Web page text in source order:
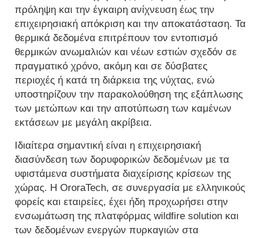
πρόληψη και την έγκαιρη ανίχνευση έως την
επιχειρησιακή απόκριση και την αποκατάσταση. Τα
θερμικά δεδομένα επιτρέπουν τον εντοπισμό
θερμικών ανωμαλιών και νέων εστιών σχεδόν σε
πραγματικό χρόνο, ακόμη και σε δύσβατες
περιοχές ή κατά τη διάρκεια της νύχτας, ενώ
υποστηρίζουν την παρακολούθηση της εξάπλωσης
των μετώπων και την αποτύπωση των καμένων
εκτάσεων με μεγάλη ακρίβεια.
Ιδιαίτερα σημαντική είναι η επιχειρησιακή
διασύνδεση των δορυφορικών δεδομένων με τα
υφιστάμενα συστήματα διαχείρισης κρίσεων της
χώρας. Η OroraTech, σε συνεργασία με ελληνικούς
φορείς και εταιρείες, έχει ήδη προχωρήσει στην
ενσωμάτωση της πλατφόρμας wildfire solution και
των δεδομένων ενεργών πυρκαγιών στα